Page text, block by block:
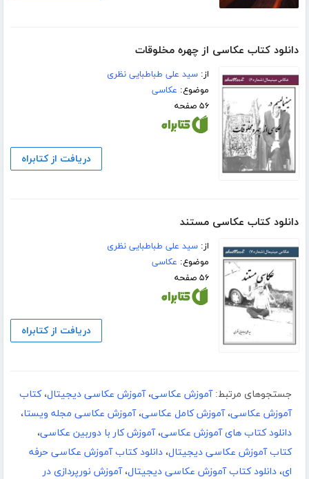
دانلود کتاب عکاسی از چهره مخلوقات
از:سید علی طباطبایی نظری
موضوع: عکاسی
۵۶ صفحه
دریافت از کتابراه
دانلود کتاب عکاسی مستند
از:سید علی طباطبایی نظری
موضوع: عکاسی
۵۶ صفحه
دریافت از کتابراه
جستجوهای مرتبط: آموزش عکاسی،آموزش عکاسی دیجیتال،کتاب
آموزش عکاسی،آموزش کامل عکاسی،آموزش عکاسی مجله ویستا،
دانلود کتاب های آموزش عکاسی،آموزش کار با دوربین عکاسی،
کتاب آموزش عکاسی دیجیتال، دانلود کتاب آموزش عکاسی حرفه
ای، دانلود کتاب آموزش عکاسی دیجیتال،آموزش نورپردازی در